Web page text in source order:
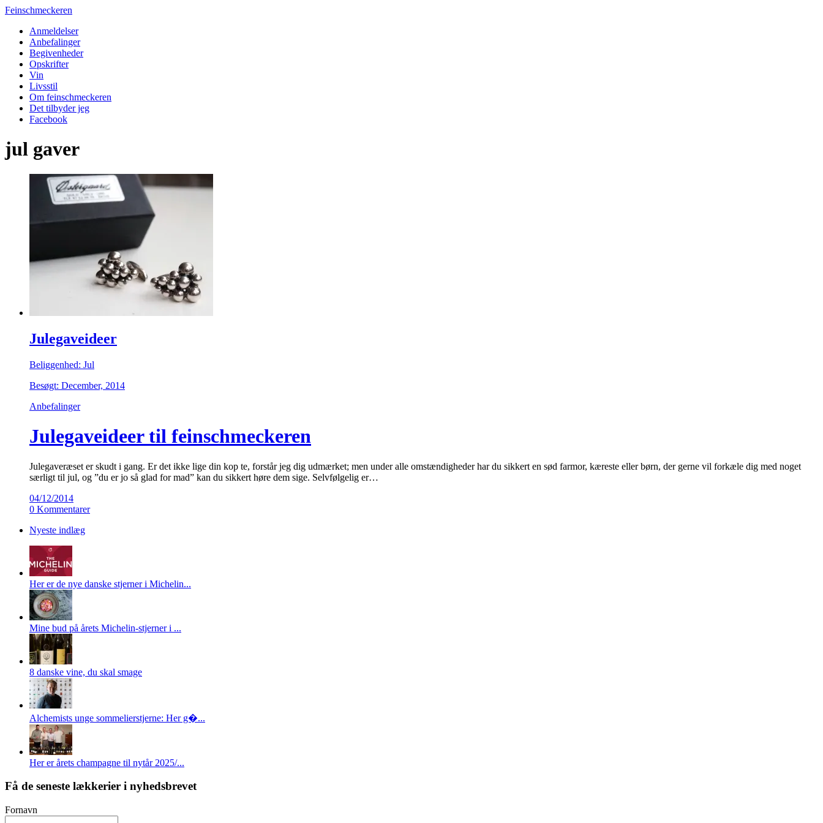
Feinschmeckeren
Anmeldelser
Anbefalinger
Begivenheder
Opskrifter
Vin
Livsstil
Om feinschmeckeren
Det tilbyder jeg
Facebook
jul gaver
Julegaveideer
Beliggenhed: Jul
Besøgt: December, 2014
Anbefalinger
Julegaveideer til feinschmeckeren
Julegaveræset er skudt i gang. Er det ikke lige din kop te, forstår jeg dig udmærket; men under alle omstændigheder har du sikkert en sød farmor, kæreste eller børn, der gerne vil forkæle dig med noget
særligt til jul, og ”du er jo så glad for mad” kan du sikkert høre dem sige. Selvfølgelig er…
04/12/2014
0 Kommentarer
Nyeste indlæg
Her er de nye danske stjerner i Michelin...
Mine bud på årets Michelin-stjerner i ...
8 danske vine, du skal smage
Alchemists unge sommelierstjerne: Her g�...
Her er årets champagne til nytår 2025/...
Få de seneste lækkerier i nyhedsbrevet
Fornavn